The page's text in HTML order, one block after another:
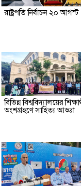
রাষ্ট্রপতি নির্বাচন ২০ আগস্ট
বিভিন্ন বিশ্ববিদ্যালয়ের
অংশগ্রহণে সাহিত্য আড্ডা